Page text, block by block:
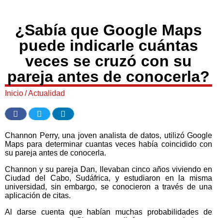
¿Sabía que Google Maps
puede indicarle cuántas
veces se cruzó con su
pareja antes de conocerla?
Inicio/Actualidad
Channon Perry, una joven analista de datos, utilizó Google
Maps para determinar cuantas veces había coincidido con
su pareja antes de conocerla.
Channon y su pareja Dan, llevaban cinco años viviendo en
Ciudad del Cabo, Sudáfrica, y estudiaron en la misma
universidad, sin embargo, se conocieron a través de una
aplicación de citas.
Al darse cuenta que habían muchas probabilidades de